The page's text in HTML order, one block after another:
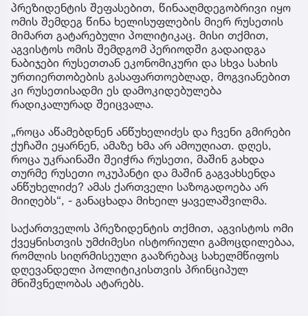
პრეზიდენტის შეფასებით, წინააღმდეგობრივი იყო
ომის შემდეგ წინა ხელისუფლების მიერ რუსეთის
მიმართ გატარებული პოლიტიკაც. მისი თქმით,
აგვისტოს ომის შემდგომ პერიოდში გადაიდგა
ნაბიჯები რუსეთთან ეკონომიკური და სხვა სახის
ურთიერთობების გასაფართოებლად, მოგვიანებით
კი რუსეთისადმი ეს დამოკიდებულება
რადიკალურად შეიცვალა.
„როცა აწამებდნენ ანწუხელიძეს და ჩვენი გმირები
ქუჩაში ეყარნენ, ამაზე ხმა არ ამოუღიათ. დღეს,
როცა უკრაინაში შეიჭრა რუსეთი, მაშინ გახდა
თურმე რუსეთი ოკუპანტი და მაშინ გაგვახსენდა
ანწუხელიძე? ამას ქართველი საზოგადოება არ
მიიღებს“, - განაცხადა მიხეილ ყაველაშვილმა.
საქართველოს პრეზიდენტის თქმით, აგვისტოს ომი
ქვეყნისთვის უმძიმესი ისტორიული გამოცდილებაა,
რომლის სიღრმისეული გააზრებაც სახელმწიფოს
დღევანდელი პოლიტიკისთვის პრინციპულ
მნიშვნელობას ატარებს.